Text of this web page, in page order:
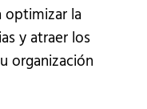
optimizar la
y atraer los
organización